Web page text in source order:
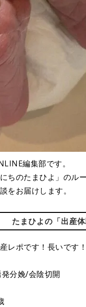
編集部です。
ちのたまひよ」のル
をお届けします。
たまひよの「出産
レポです！長いです！
分娩/会陰切開